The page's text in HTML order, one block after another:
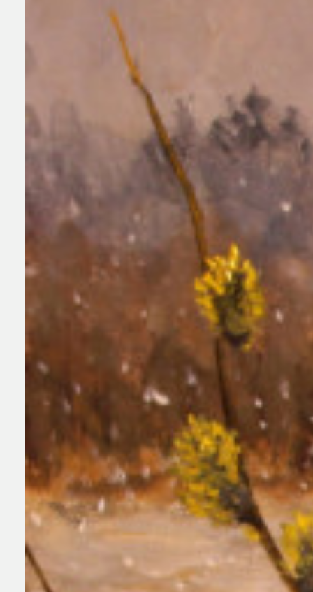
БЛОГ
КОНТАКТЫ